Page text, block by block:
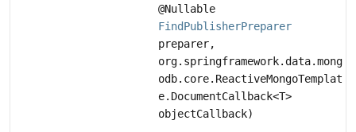
@Nullable
FindPublisherPreparer
preparer,
org.springframework.data.mong
odb.core.ReactiveMongoTemplat
e.DocumentCallback<T>
objectCallback)